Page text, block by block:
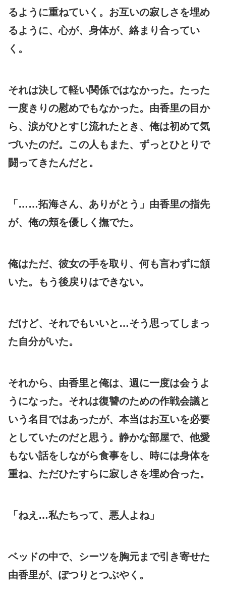
るように重ねていく。お互いの寂しさを埋め
るように、心が、身体が、絡まり合ってい
く。
それは決して軽い関係ではなかった。たった
一度きりの慰めでもなかった。由香里の目か
ら、涙がひとすじ流れたとき、俺は初めて気
づいたのだ。この人もまた、ずっとひとりで
闘ってきたんだと。
「……拓海さん、ありがとう」由香里の指先
が、俺の頬を優しく撫でた。
俺はただ、彼女の手を取り、何も言わずに頷
いた。もう後戻りはできない。
だけど、それでもいいと…そう思ってしまっ
た自分がいた。
それから、由香里と俺は、週に一度は会うよ
うになった。それは復讐のための作戦会議と
いう名目ではあったが、本当はお互いを必要
としていたのだと思う。静かな部屋で、他愛
もない話をしながら食事をし、時には身体を
重ね、ただひたすらに寂しさを埋め合った。
「ねえ…私たちって、悪人よね」
ベッドの中で、シーツを胸元まで引き寄せた
由香里が、ぽつりとつぶやく。